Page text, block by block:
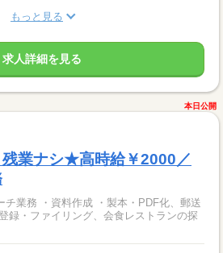
もっと見る
求人詳細を見る
本日公開
残業ナシ★高時給￥2000／
チ業務 ・資料作成 ・製本・PDF化、郵送
録・ファイリング、会食レストランの探